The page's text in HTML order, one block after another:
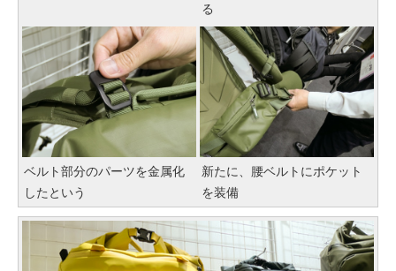
る
ベルト部分のパーツを金属化
したという
新たに、腰ベルトにポケット
を装備